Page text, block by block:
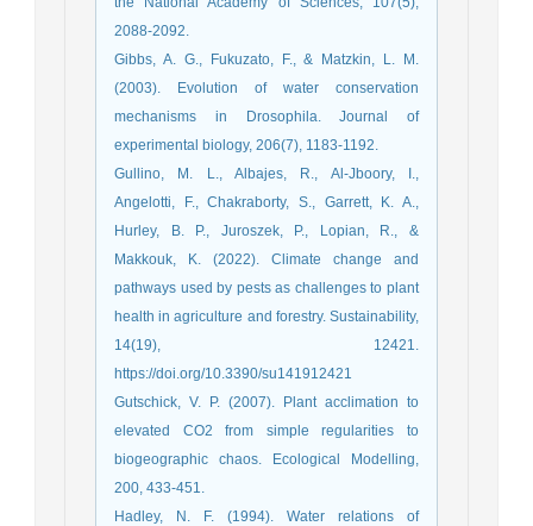
Gibbs, A. G., Fukuzato, F., & Matzkin, L. M.
(2003). Evolution of water conservation
mechanisms in Drosophila. Journal of
Gullino, M. L., Albajes, R., Al-Jboory, I.,
Angelotti, F., Chakraborty, S., Garrett, K. A.,
Hurley, B. P., Juroszek, P., Lopian, R., &
Makkouk, K. (2022). Climate change and
pathways used by pests as challenges to plant
health in agriculture and forestry. Sustainability,
14(19), 12421.
https://doi.org/10.3390/su141912421
Gutschick, V. P. (2007). Plant acclimation to
elevated CO2 from simple regularities to
biogeographic chaos. Ecological Modelling,
200, 433-451.
Hadley, N. F. (1994). Water relations of